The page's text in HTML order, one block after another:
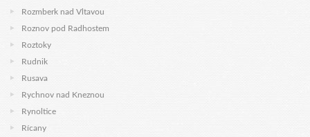
Rozmberk nad Vltavou
Roznov pod Radhostem
Roztoky
Rudnik
Rusava
Rychnov nad Kneznou
Rynoltice
Rícany